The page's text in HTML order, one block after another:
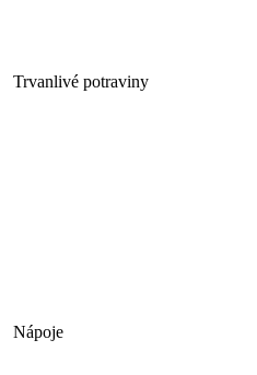
Trvanlivé potraviny
Nápoje